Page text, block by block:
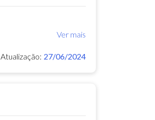
Ver mais
Atualização: 27/06/2024